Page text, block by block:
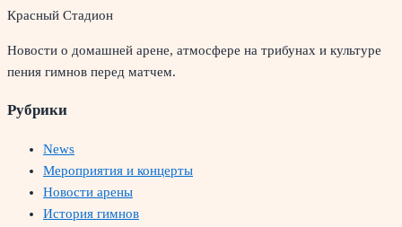
Красный Стадион
Новости о домашней арене, атмосфере на трибунах и культуре
пения гимнов перед матчем.
Рубрики
News
Мероприятия и концерты
Новости арены
История гимнов